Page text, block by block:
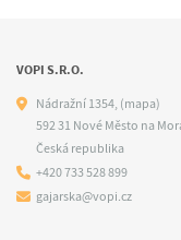
VOPI S.R.O.
Nádražní 1354, (mapa)
592 31 Nové Město na
Česká republika
+420 733 528 899
gajarska@vopi.cz